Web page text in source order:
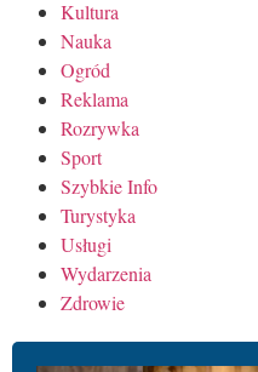
Kultura
Nauka
Ogród
Reklama
Rozrywka
Sport
Szybkie Info
Turystyka
Usługi
Wydarzenia
Zdrowie